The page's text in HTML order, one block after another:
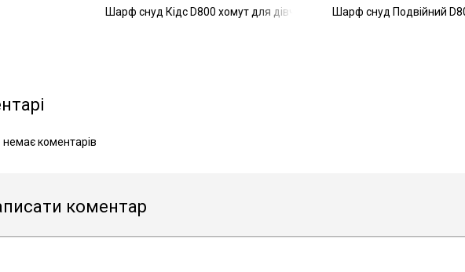
Шарф снуд Кідс D800 хомут для дівчинки та хлопчика 20х17 см
Шарф снуд Подвійний
коментарів
коментар